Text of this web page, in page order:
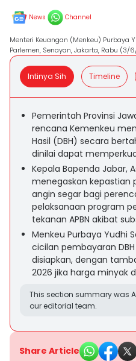
News Channel
Menteri Keuangan (Menkeu) Purbaya
Parlemen, Senayan, Jakarta, Rabu
Intinya Sih Timeline
Pemerintah Provinsi
rencana Kemenkeu
Hasil (DBH) secara
dinilai dapat
Kepala Bapenda Jabar,
menegaskan kepastian
angin segar bagi
pelaksanaan program
tekanan APBN akibat
Menkeu Purbaya Yudhi
cicilan pembayaran
disiapkan, dengan
2026 jika harga minyak
This section summary was
our editorial team.
Share Article